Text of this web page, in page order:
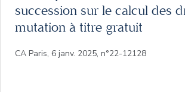
succession sur le calcul des
mutation à titre gratuit
CA Paris, 6 janv. 2025, n°22-12128